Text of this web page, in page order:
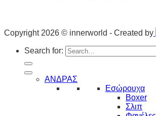
Copyright 2026 © innerworld - Created by
Search for:
ΑΝΔΡΑΣ
Εσώρουχα
Boxer
Σλιπ